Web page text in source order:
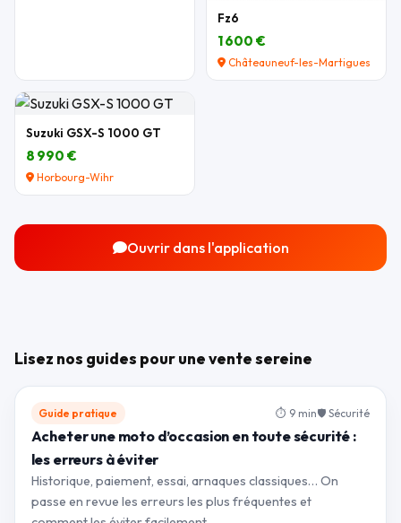
Fz6
1 600 €
Châteauneuf-les-Martigues
Suzuki GSX-S 1000 GT
8 990 €
Horbourg-Wihr
Ouvrir dans l'application
Lisez nos guides pour une vente sereine
Guide pratique ⏱ 9 min🛡 Sécurité
Acheter une moto d’occasion en toute sécurité :
les erreurs à éviter
Historique, paiement, essai, arnaques classiques… On
passe en revue les erreurs les plus fréquentes et